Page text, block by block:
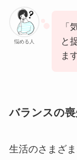
悩める人
「
と
ま
バランスの
生活のさまざ